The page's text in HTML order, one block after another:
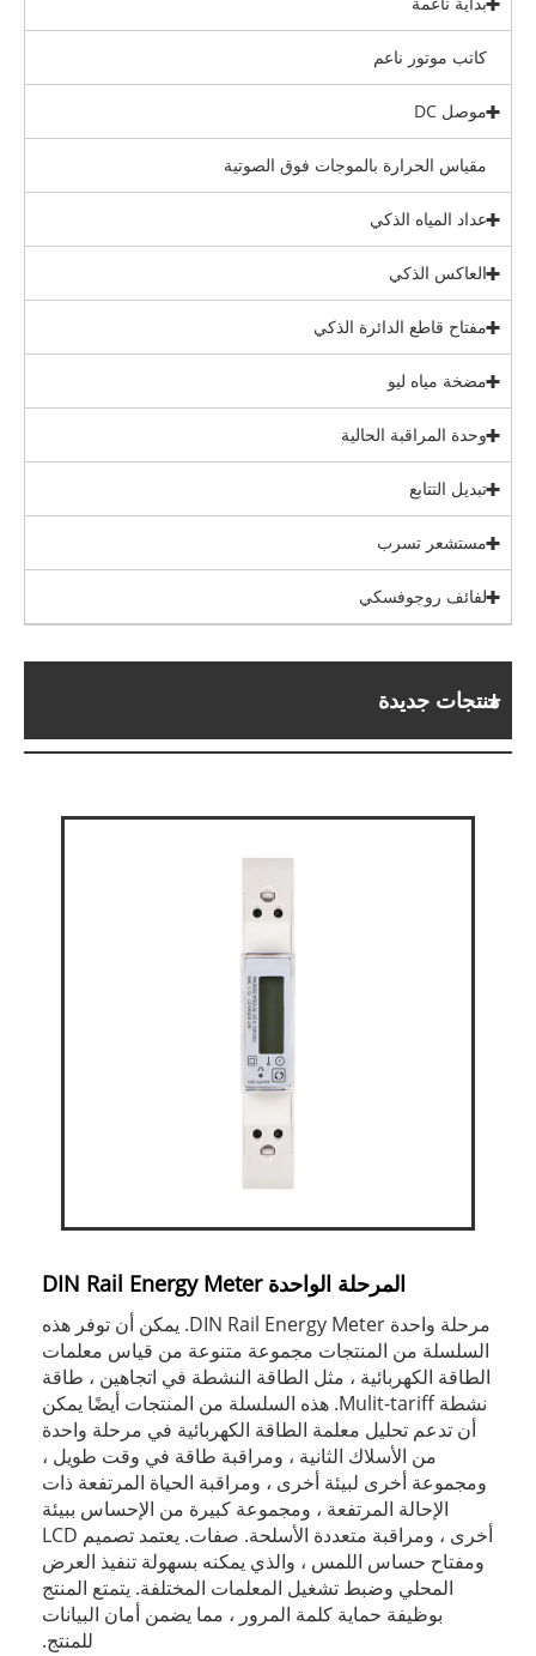
كاتب موتور ناعم
موصل DC
مقياس الحرارة بالموجات فوق الصوتية
عداد المياه الذكي
العاكس الذكي
مفتاح قاطع الدائرة الذكي
مضخة مياه ليو
وحدة المراقبة الحالية
تبديل التتابع
مستشعر تسرب
لفائف روجوفسكي
منتجات جديدة
المرحلة الواحدة DIN Rail Energy Meter
مرحلة واحدة DIN Rail Energy Meter. يمكن أن توفر هذه
السلسلة من المنتجات مجموعة متنوعة من قياس معلمات
الطاقة الكهربائية ، مثل الطاقة النشطة في اتجاهين ، طاقة
نشطة Mulit-tariff. هذه السلسلة من المنتجات أيضًا يمكن
أن تدعم تحليل معلمة الطاقة الكهربائية في مرحلة واحدة
من الأسلاك الثانية ، ومراقبة طاقة في وقت طويل ،
ومجموعة أخرى لبيئة أخرى ، ومراقبة الحياة المرتفعة ذات
الإحالة المرتفعة ، ومجموعة كبيرة من الإحساس ببيئة
أخرى ، ومراقبة متعددة الأسلحة. صفات. يعتمد تصميم LCD
ومفتاح حساس اللمس ، والذي يمكنه بسهولة تنفيذ العرض
المحلي وضبط تشغيل المعلمات المختلفة. يتمتع المنتج
بوظيفة حماية كلمة المرور ، مما يضمن أمان البيانات
للمنتج.